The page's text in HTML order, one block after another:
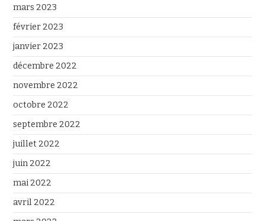
mars 2023
février 2023
janvier 2023
décembre 2022
novembre 2022
octobre 2022
septembre 2022
juillet 2022
juin 2022
mai 2022
avril 2022